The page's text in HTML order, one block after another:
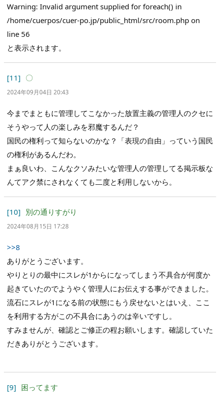
Warning: Invalid argument supplied for foreach() in
/home/cuerpos/cuer-po.jp/public_html/src/room.php on
line 56
と表示されます。
[11] 〇
2024年09月04日 20:43
今までまともに管理してこなかった放置主義の管理人のクセに
そうやって人の楽しみを邪魔するんだ？
国民の権利って知らないのかな？「表現の自由」っていう国民
の権利があるんだわ。
まぁ良いわ、こんなクソみたいな管理人の管理してる掲示板な
んてアク禁にされなくても二度と利用しないから。
[10] 別の通りすがり
2024年08月15日 17:28
>>8
ありがとうございます。
やりとりの最中にスレが1からになってしまう不具合が何度か
起きていたのでようやく管理人にお伝えする事ができました。
流石にスレが1になる前の状態にもう戻せないとはいえ、ここ
を利用する方がこの不具合にあうのは辛いですし。
すみませんが、確認とご修正の程お願いします。確認していた
だきありがとうございます。
[9] 困ってます